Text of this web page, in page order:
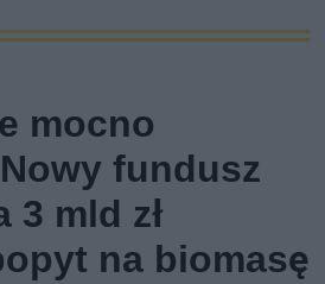
mocno
fundusz
3 mld zł
na biomasę